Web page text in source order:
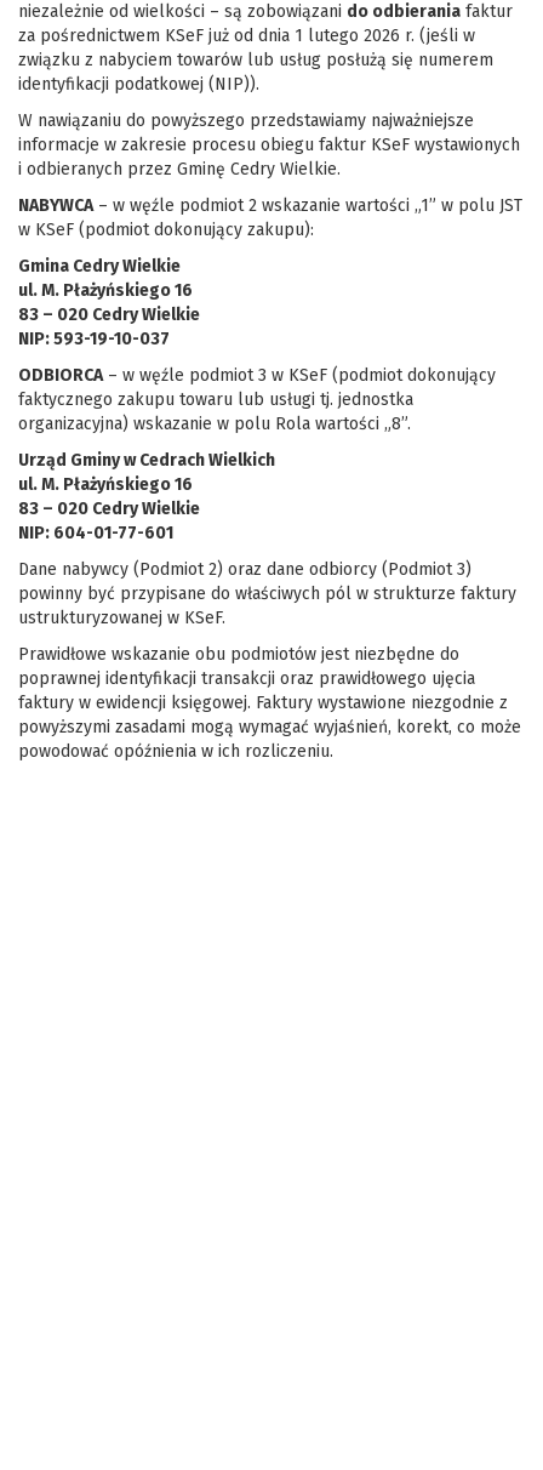
niezależnie od wielkości – są zobowiązani do odbierania faktur
za pośrednictwem KSeF już od dnia 1 lutego 2026 r. (jeśli w
związku z nabyciem towarów lub usług posłużą się numerem
identyfikacji podatkowej (NIP)).
W nawiązaniu do powyższego przedstawiamy najważniejsze
informacje w zakresie procesu obiegu faktur KSeF wystawionych
i odbieranych przez Gminę Cedry Wielkie.
NABYWCA– w węźle podmiot 2 wskazanie wartości „1” w polu JST
w KSeF (podmiot dokonujący zakupu):
Gmina Cedry Wielkie
ul. M. Płażyńskiego 16
83 – 020 Cedry Wielkie
NIP: 593-19-10-037
ODBIORCA– w węźle podmiot 3 w KSeF (podmiot dokonujący
faktycznego zakupu towaru lub usługi tj. jednostka
organizacyjna) wskazanie w polu Rola wartości „8”.
Urząd Gminy w Cedrach Wielkich
ul. M. Płażyńskiego 16
83 – 020 Cedry Wielkie
NIP: 604-01-77-601
Dane nabywcy (Podmiot 2) oraz dane odbiorcy (Podmiot 3)
powinny być przypisane do właściwych pól w strukturze faktury
ustrukturyzowanej w KSeF.
Prawidłowe wskazanie obu podmiotów jest niezbędne do
poprawnej identyfikacji transakcji oraz prawidłowego ujęcia
faktury w ewidencji księgowej. Faktury wystawione niezgodnie z
powyższymi zasadami mogą wymagać wyjaśnień, korekt, co może
powodować opóźnienia w ich rozliczeniu.